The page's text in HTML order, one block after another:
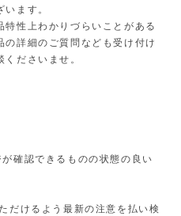
ます。
性上わかりづらいことがある
詳細のご質問なども受け付け
ださいませ。
確認できるものの状態の良い
だけるよう最新の注意を払い検